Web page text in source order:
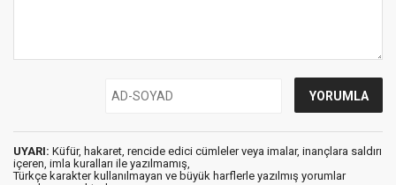
UYARI: Küfür, hakaret, rencide edici cümleler veya imalar, inançlara saldırı
içeren, imla kuralları ile yazılmamış,
Türkçe karakter kullanılmayan ve büyük harflerle yazılmış yorumlar